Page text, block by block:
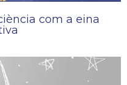
com a eina